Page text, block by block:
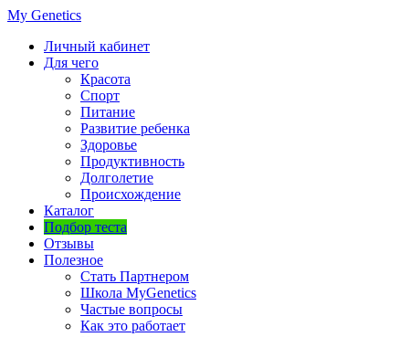
My Genetics
Личный кабинет
Для чего
Красота
Спорт
Питание
Развитие ребенка
Здоровье
Продуктивность
Долголетие
Происхождение
Каталог
Подбор теста
Отзывы
Полезное
Стать Партнером
Школа MyGenetics
Частые вопросы
Как это работает